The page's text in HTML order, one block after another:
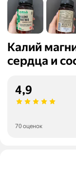
Калий
сердца и
4,9
70 оценок